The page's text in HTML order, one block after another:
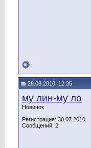
28.08.2010, 12:35
му лин-му ло
Новичок
Регистрация: 30.07.2010
Сообщений: 2